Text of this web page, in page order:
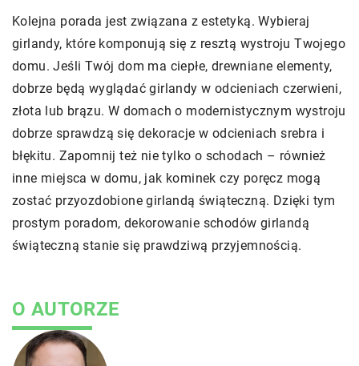
Kolejna porada jest związana z estetyką. Wybieraj
girlandy, które komponują się z resztą wystroju Twojego
domu. Jeśli Twój dom ma ciepłe, drewniane elementy,
dobrze będą wyglądać girlandy w odcieniach czerwieni,
złota lub brązu. W domach o modernistycznym wystroju
dobrze sprawdzą się dekoracje w odcieniach srebra i
błękitu. Zapomnij też nie tylko o schodach – również
inne miejsca w domu, jak kominek czy poręcz mogą
zostać przyozdobione girlandą świąteczną. Dzięki tym
prostym poradom, dekorowanie schodów girlandą
świąteczną stanie się prawdziwą przyjemnością.
O AUTORZE